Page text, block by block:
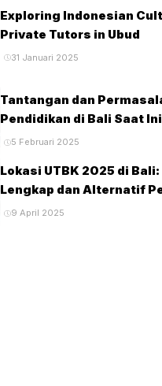
Exploring Indonesian
Private Tutors in Ubud
31 Januari 2025
Tantangan dan
Pendidikan di Bali Saat Ini
5 Februari 2025
Lokasi UTBK 2025 di
Lengkap dan Alternatif
9 April 2025